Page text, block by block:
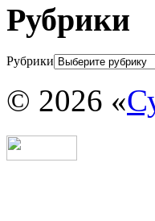
Рубрики
Рубрики
© 2026 «